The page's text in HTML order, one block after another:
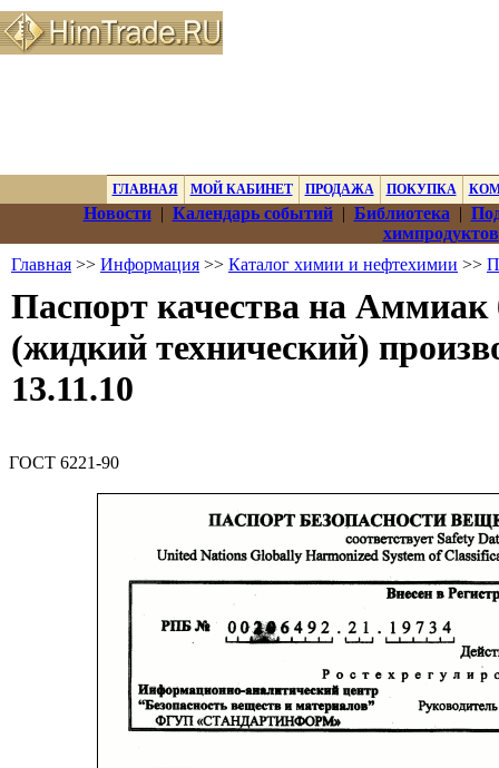
ГЛАВНАЯ МОЙ КАБИНЕТ ПРОДАЖА ПОКУПКА
Новости| Календарь событий| Библиотека |
химпродуктов
Главная >> Информация >> Каталог химии и нефтехимии >>
Паспорт качества на
(жидкий технический)
13.11.10
ГОСТ 6221-90